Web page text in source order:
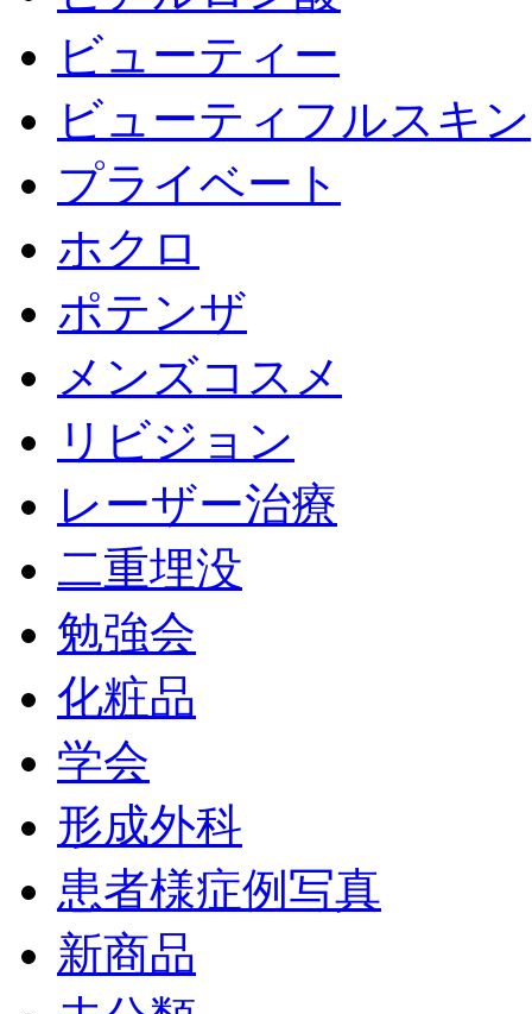
ビューティー
ビューティフルスキン
プライベート
ホクロ
ポテンザ
メンズコスメ
リビジョン
レーザー治療
二重埋没
勉強会
化粧品
学会
形成外科
患者様症例写真
新商品